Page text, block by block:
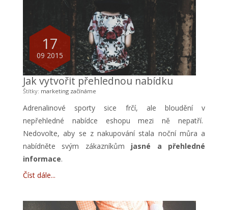
17
09 2015
Jak vytvořit přehlednou nabídku
Štítky: marketing začínáme
Adrenalinové sporty sice frčí, ale bloudění v
nepřehledné nabídce eshopu mezi ně nepatří.
Nedovolte, aby se z nakupování stala noční můra a
nabídněte svým zákazníkům jasné a přehledné
informace.
Číst dále